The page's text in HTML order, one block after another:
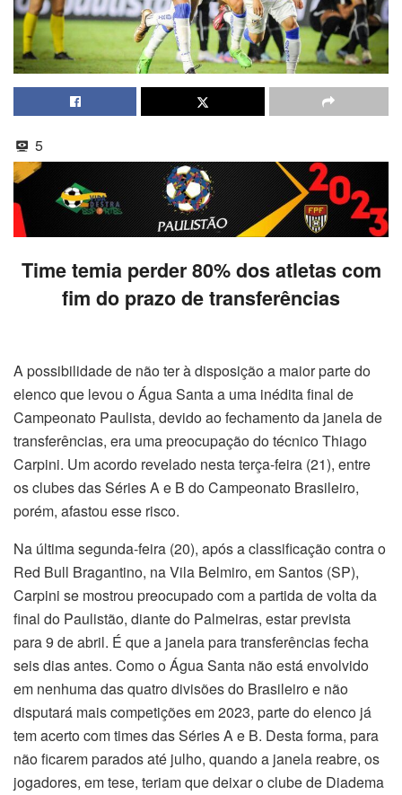
5
Time temia perder 80% dos atletas com
fim do prazo de transferências
A possibilidade de não ter à disposição a maior parte do
elenco que levou o Água Santa a uma inédita final de
Campeonato Paulista, devido ao fechamento da janela de
transferências, era uma preocupação do técnico Thiago
Carpini. Um acordo revelado nesta terça-feira (21), entre
os clubes das Séries A e B do Campeonato Brasileiro,
porém, afastou esse risco.
Na última segunda-feira (20), após a classificação contra o
Red Bull Bragantino, na Vila Belmiro, em Santos (SP),
Carpini se mostrou preocupado com a partida de volta da
final do Paulistão, diante do Palmeiras, estar prevista
para 9 de abril. É que a janela para transferências fecha
seis dias antes. Como o Água Santa não está envolvido
em nenhuma das quatro divisões do Brasileiro e não
disputará mais competições em 2023, parte do elenco já
tem acerto com times das Séries A e B. Desta forma, para
não ficarem parados até julho, quando a janela reabre, os
jogadores, em tese, teriam que deixar o clube de Diadema